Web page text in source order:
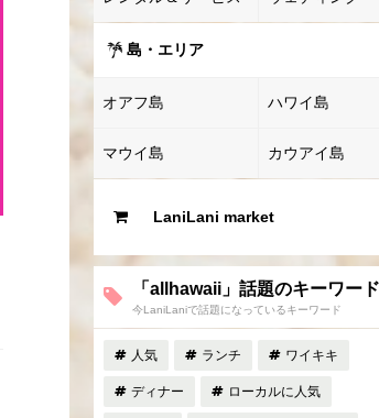
島・エリア
オアフ島 ハワイ島
マウイ島 カウアイ島
LaniLani market
「allhawaii」話題のキーワード
今LaniLaniで話題になっているキーワード
人気 ランチ ワイキキ
ディナー ローカルに人気